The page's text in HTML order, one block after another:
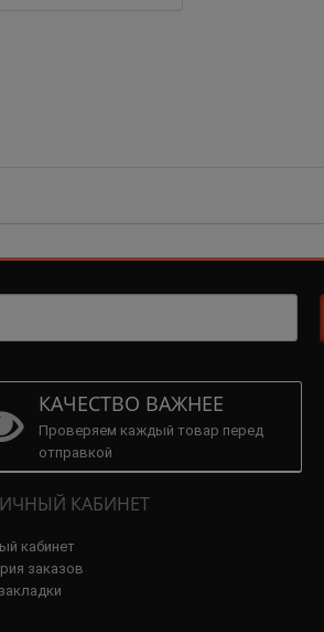
КАЧЕСТВО ВАЖНЕЕ
Проверяем каждый товар перед
отправкой
КАБИНЕТ
кабинет
заказов